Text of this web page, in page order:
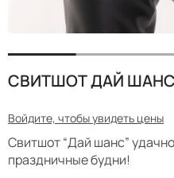
СВИТШОТ ДАЙ
Войдите, чтобы увидеть цены
Свитшот “Дай шанс”
праздничные будни!